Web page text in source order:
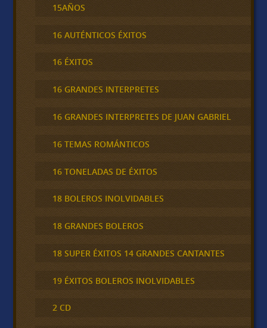
15AÑOS
16 AUTÉNTICOS ÉXITOS
16 ÉXITOS
16 GRANDES INTERPRETES
16 GRANDES INTERPRETES DE JUAN GABRIEL
16 TEMAS ROMÁNTICOS
16 TONELADAS DE ÉXITOS
18 BOLEROS INOLVIDABLES
18 GRANDES BOLEROS
18 SUPER ÉXITOS 14 GRANDES CANTANTES
19 ÉXITOS BOLEROS INOLVIDABLES
2 CD